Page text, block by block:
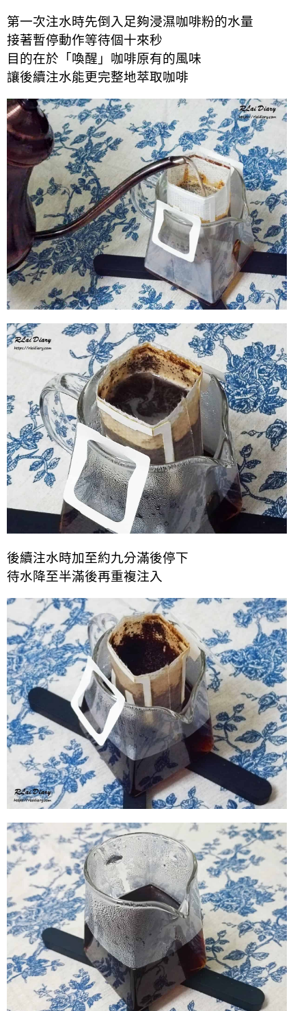
第一次注水時先倒入足夠浸濕咖啡粉的水量
接著暫停動作等待個十來秒
目的在於「喚醒」咖啡原有的風味
讓後續注水能更完整地萃取咖啡
後續注水時加至約九分滿後停下
待水降至半滿後再重複注入